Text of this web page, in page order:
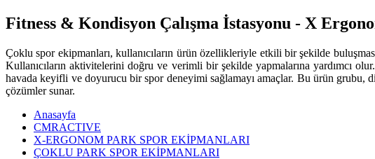
Fitness & Kondisyon Çalışma İstasyonu - X
Çoklu spor ekipmanları, kullanıcıların ürün özellikleriyle etkili bir şekilde
Kullanıcıların aktivitelerini doğru ve verimli bir şekilde yapmalarına yardımcı
havada keyifli ve doyurucu bir spor deneyimi sağlamayı amaçlar. Bu ürün grubu,
çözümler sunar.
Anasayfa
CMRACTIVE
X-ERGONOM PARK SPOR EKİPMANLARI
ÇOKLU PARK SPOR EKİPMANLARI